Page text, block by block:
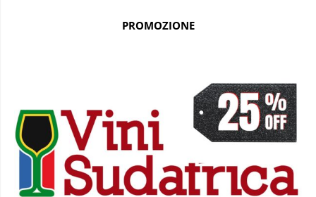
PROMOZIONE